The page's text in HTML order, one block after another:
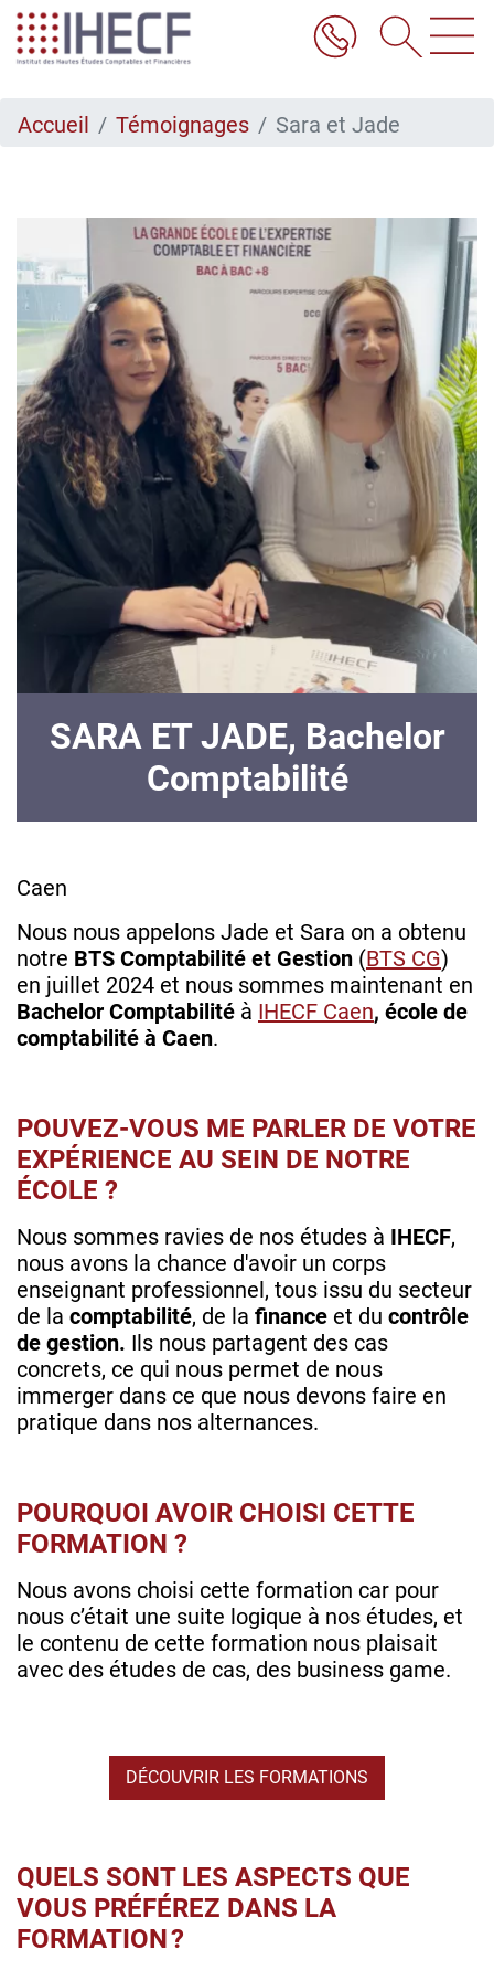
Aller
au
contenu
Accueil Témoignages Sara et Jade
SARA ET JADE, Bachelor
Comptabilité
Caen
Nous nous appelons Jade et Sara on a obtenu
notre BTS Comptabilité et Gestion (BTS CG)
en juillet 2024 et nous sommes maintenant en
Bachelor Comptabilité à IHECF Caen, école de
comptabilité à Caen.
POUVEZ-VOUS ME PARLER DE VOTRE
EXPÉRIENCE AU SEIN DE NOTRE
ÉCOLE ?
Nous sommes ravies de nos études à IHECF,
nous avons la chance d'avoir un corps
enseignant professionnel, tous issu du secteur
de la comptabilité, de la finance et du contrôle
de gestion. Ils nous partagent des cas
concrets, ce qui nous permet de nous
immerger dans ce que nous devons faire en
pratique dans nos alternances.
POURQUOI AVOIR CHOISI CETTE
FORMATION ?
Nous avons choisi cette formation car pour
nous c’était une suite logique à nos études, et
le contenu de cette formation nous plaisait
avec des études de cas, des business game.
DÉCOUVRIR LES FORMATIONS
QUELS SONT LES ASPECTS QUE
VOUS PRÉFÉREZ DANS LA
FORMATION ?